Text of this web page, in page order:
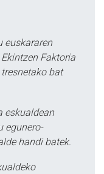
euskararen
Faktoria
bat
eskualdean
egunero-
handi batek.